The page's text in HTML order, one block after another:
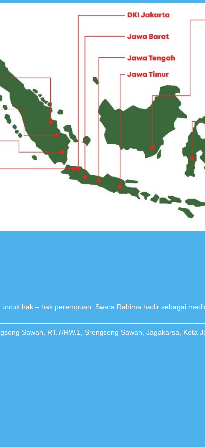
hak – hak perempuan. Swara Rahima hadir sebagai
Sawah, RT.7/RW.1, Srengseng Sawah, Jagakarsa, Kota